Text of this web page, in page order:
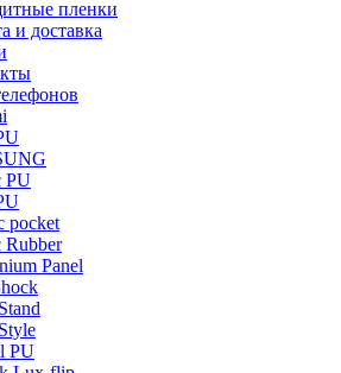
и доставка
PU
pocket
Rubber
Panel
PU